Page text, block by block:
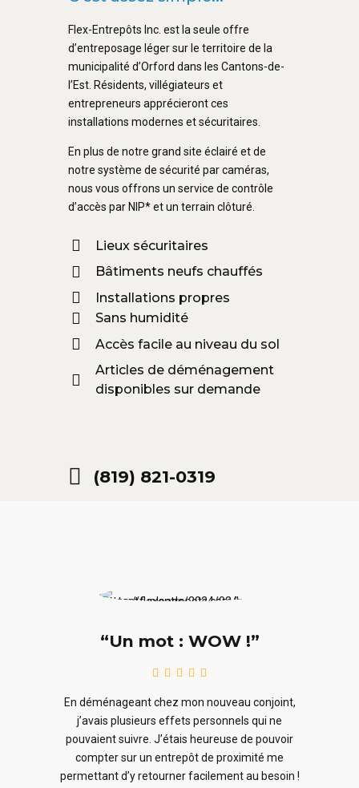
Flex-Entrepôts Inc. est la seule offre
d’entreposage léger sur le territoire de la
municipalité d’Orford dans les Cantons-de-
l’Est. Résidents, villégiateurs et
entrepreneurs apprécieront ces
installations modernes et sécuritaires.
En plus de notre grand site éclairé et de
notre système de sécurité par caméras,
nous vous offrons un service de contrôle
d’accès par NIP* et un terrain clôturé.
Lieux sécuritaires
Bâtiments neufs chauffés
Installations propres
Sans humidité
Accès facile au niveau du sol
Articles de déménagement
disponibles sur demande
(819) 821-0319
“Un mot : WOW !”
En déménageant chez mon nouveau conjoint,
j’avais plusieurs effets personnels qui ne
pouvaient suivre. J’étais heureuse de pouvoir
compter sur un entrepôt de proximité me
permettant d’y retourner facilement au besoin !